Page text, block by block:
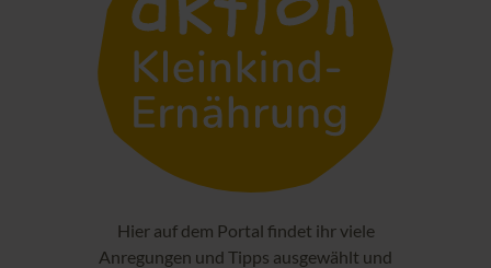
Hier auf dem Portal findet ihr viele
Anregungen und Tipps ausgewählt und